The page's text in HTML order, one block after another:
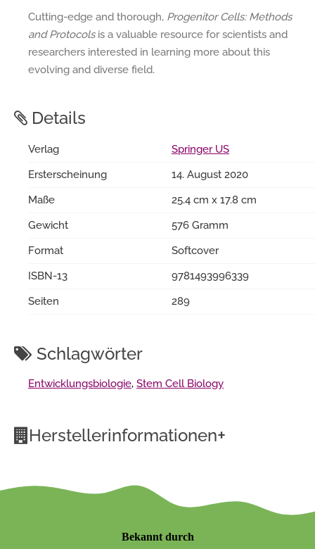
Cutting-edge and thorough, Progenitor Cells: Methods
and Protocolsis a valuable resource for scientists and
researchers interested in learning more about this
evolving and diverse field.
Details
Verlag
Springer US
Ersterscheinung
14. August 2020
Maße
25.4 cm x 17.8 cm
Gewicht
576 Gramm
Format
Softcover
ISBN-13
9781493996339
Seiten
289
Schlagwörter
Entwicklungsbiologie, Stem Cell Biology
Herstellerinformationen+
Bekannt durch